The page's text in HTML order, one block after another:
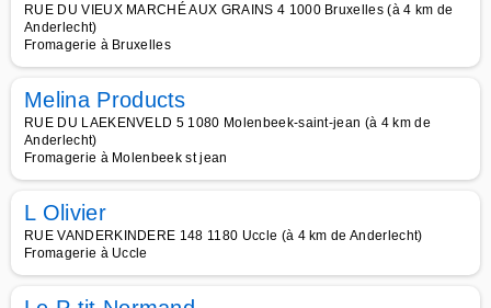
RUE DU VIEUX MARCHÉ AUX GRAINS 4 1000 Bruxelles (à 4 km de
Anderlecht)
Fromagerie à Bruxelles
Melina Products
RUE DU LAEKENVELD 5 1080 Molenbeek-saint-jean (à 4 km de
Anderlecht)
Fromagerie à Molenbeek st jean
L Olivier
RUE VANDERKINDERE 148 1180 Uccle (à 4 km de Anderlecht)
Fromagerie à Uccle